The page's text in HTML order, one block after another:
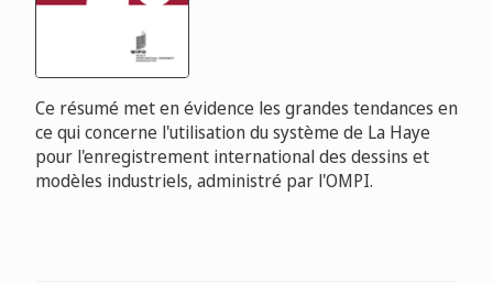
Ce résumé met en évidence les grandes tendances en
ce qui concerne l'utilisation du système de La Haye
pour l'enregistrement international des dessins et
modèles industriels, administré par l'OMPI.